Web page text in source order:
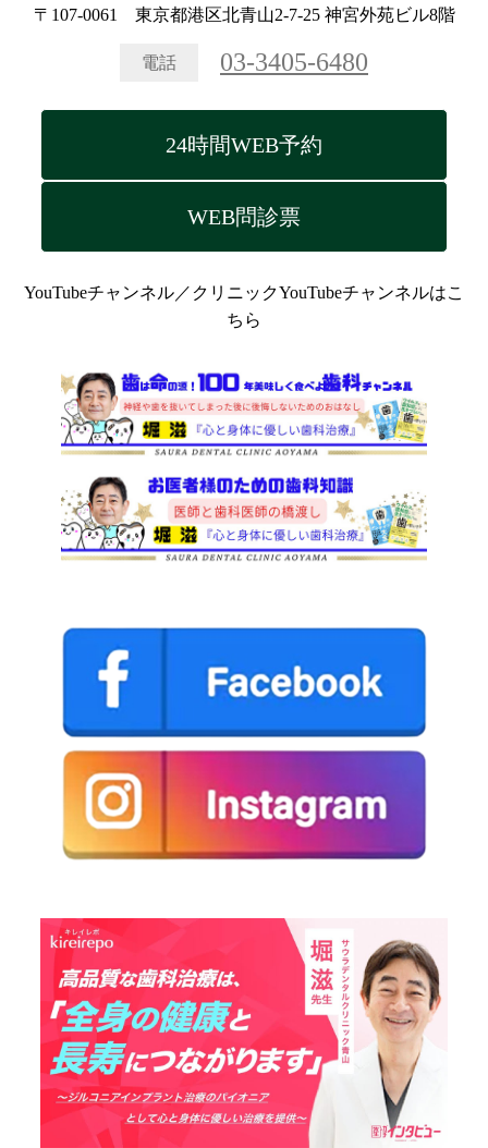
〒107-0061 東京都港区北青山2-7-25 神宮外苑ビル8階
電話 03-3405-6480
24時間WEB予約
WEB問診票
YouTubeチャンネル／クリニックYouTubeチャンネルはこ
ちら